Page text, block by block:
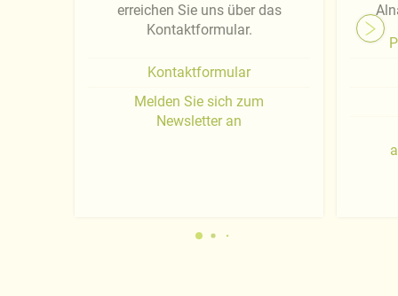
erreichen Sie uns über das
Kontaktformular.
Kontaktformular
Melden Sie sich zum
Newsletter an